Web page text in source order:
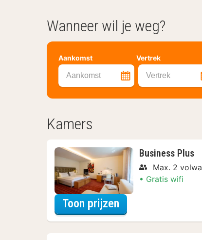
Wanneer wil je weg?
Aankomst Vertrek
Aankomst Vertrek
Kamers
Business Plus
Max. 2
Gratis wifi
Toon prijzen